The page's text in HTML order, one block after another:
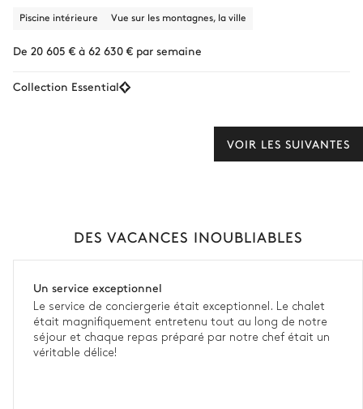
Piscine intérieure Vue sur les montagnes, la ville
De 20 605 € à 62 630 € par semaine
Collection Essential
VOIR LES SUIVANTES
DES VACANCES INOUBLIABLES
Un service exceptionnel
Le service de conciergerie était exceptionnel. Le chalet
était magnifiquement entretenu tout au long de notre
séjour et chaque repas préparé par notre chef était un
véritable délice!